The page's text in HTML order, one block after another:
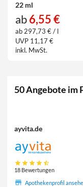
22 ml
ab6,55 €
ab 297,73 € / l
UVP 11,17 €
inkl. MwSt.
50 Angebote im
ayvita.de
18 Bewertungen
Apothekenprofil